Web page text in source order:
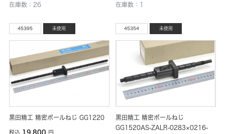
在庫数：26 在庫数：1
45395 未使用
黒田精工 精密ボールねじ GG1220
税込 19,800 円
45354 未使用
黒田精工 精密ボールねじ
GG1520AS-ZALR-0283×0216-